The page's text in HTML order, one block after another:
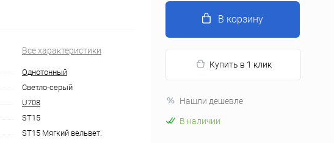
Все характеристики
Однотонный
Светло-серый
U708
ST15
ST15 Мягкий вельвет.
В корзину
Купить в 1 клик
Нашли дешевле
В наличии